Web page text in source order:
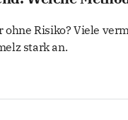
Risiko? Viele
stark an.